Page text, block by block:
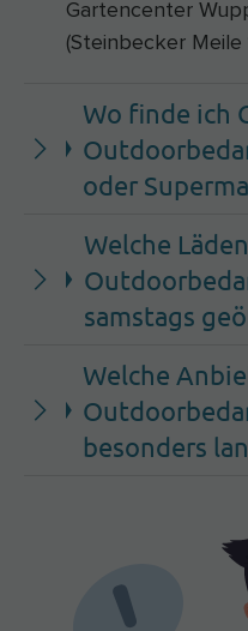
Gartencenter
(Steinbecker Meile
Wo finde ich
oder
Welche
samstags
Welche
besonders